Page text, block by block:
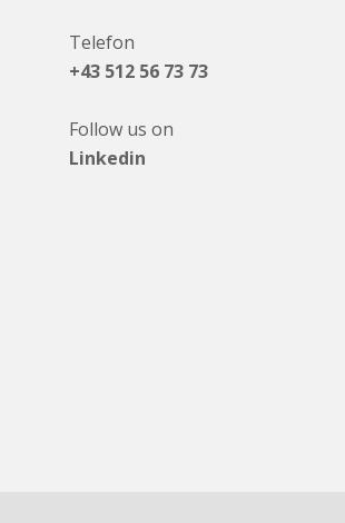
Telefon
+43 512 56 73 73
Follow us on
Linkedin